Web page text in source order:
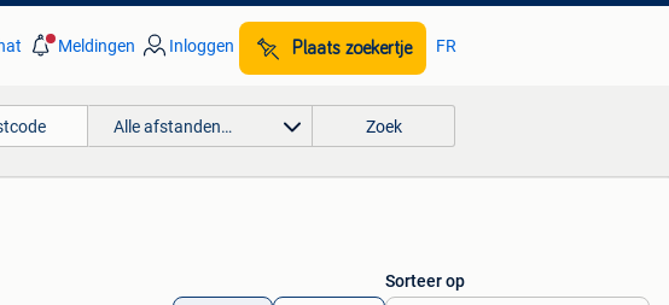
Meldingen Inloggen Plaats zoekertje FR
Alle afstanden… Zoek
Sorteer op